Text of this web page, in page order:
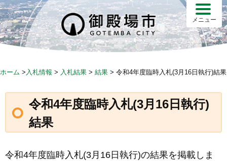
Skip
to
content
メニュー
ホーム > 入札情報 > 入札結果 > 結果 > 令和4年度臨時入札(3月16日執行)結果
令和4年度臨時入札(3月16日執行)
結果
令和4年度臨時入札(3月16日執行)の結果を掲載しま